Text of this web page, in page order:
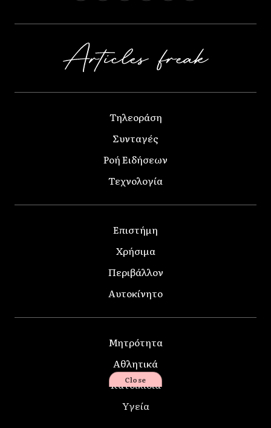
Τηλεοράση
Συνταγές
Ροή Ειδήσεων
Τεχνολογία
Επιστήμη
Χρήσιμα
Περιβάλλον
Αυτοκίνητο
Μητρότητα
Αθλητικά
Κατοικίδια
Υγεία
Close